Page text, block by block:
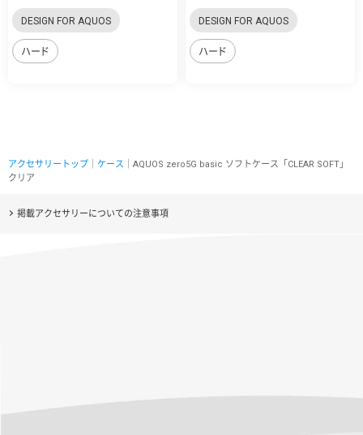
DESIGN FOR AQUOS
ハード
DESIGN FOR AQUOS
ハード
アクセサリートップ ケース ｜AQUOS zero5G basic ソフトケース「CLEAR SOFT」
クリア
掲載アクセサリーについての注意事項